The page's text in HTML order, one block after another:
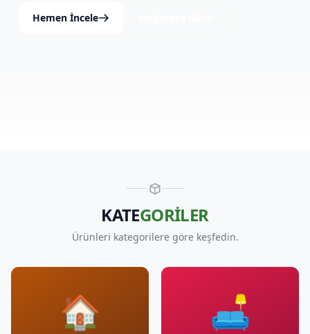
Hemen İncele
KATEGORİLER
Ürünleri kategorilere göre keşfedin.
🏠 🛋️